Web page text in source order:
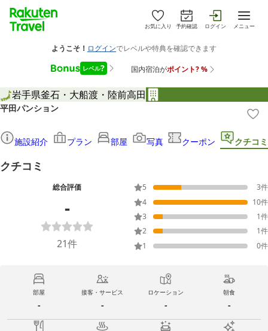
お気に入り 予約確認 ログイン メニュー
岩手県釜石・大船渡・陸前高田
平田パンション
施設紹介 プラン 部屋 写真 クーポン クチコミ
クチコミ
総合評価
-
21件
5 3件
4
10件
3
1件
2
1件
1
0件
部屋
-
接客・サービス
-
ロケーション
-
朝食
-